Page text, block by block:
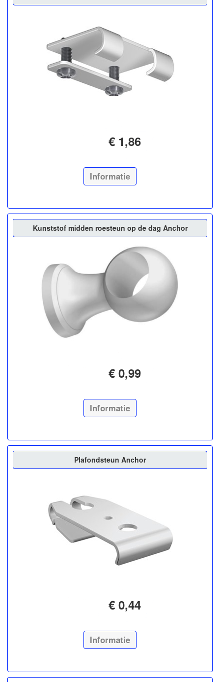
€ 1,86
Informatie
Kunststof midden roesteun op de dag Anchor
€ 0,99
Informatie
Plafondsteun Anchor
€ 0,44
Informatie